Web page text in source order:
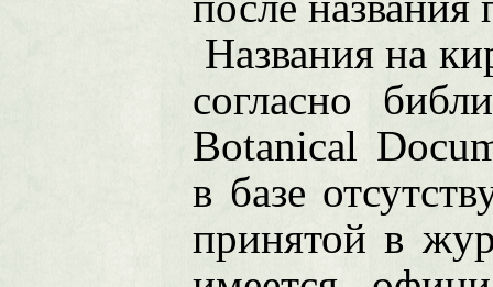
Названия на
согласно
Botanical
в базе
принятой в